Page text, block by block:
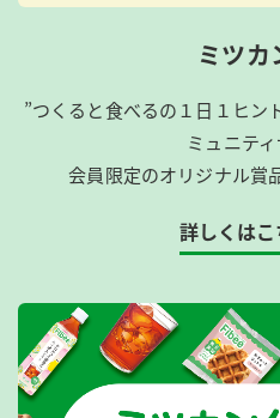
ミツカ
”つくると食べるの１日１ヒン
ミュニティ
会員限定のオリジナル賞
詳しくはこ